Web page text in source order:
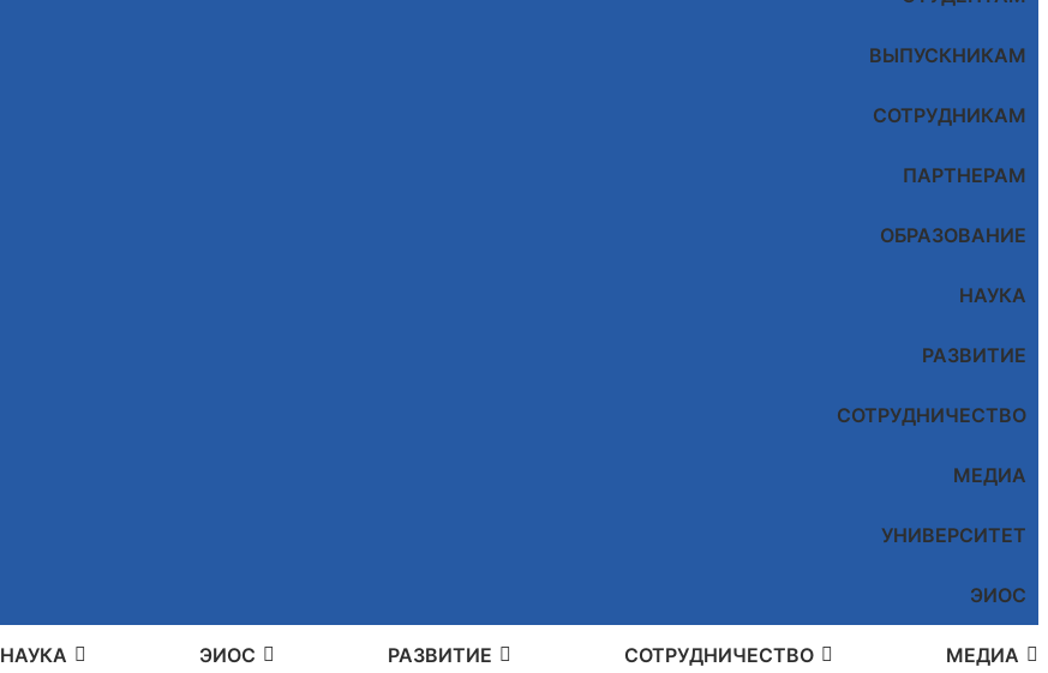
ВЫПУСКНИКАМ
СОТРУДНИКАМ
ПАРТНЕРАМ
ОБРАЗОВАНИЕ
НАУКА
РАЗВИТИЕ
СОТРУДНИЧЕСТВО
МЕДИА
УНИВЕРСИТЕТ
ЭИОС
НАУКА ЭИОС РАЗВИТИЕ СОТРУДНИЧЕСТВО МЕДИА